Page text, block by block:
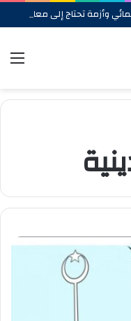
أزمة المياه في دمشق.. تهديد للأمن المائي وأزمة تحتاج إلى معالجة شاملة